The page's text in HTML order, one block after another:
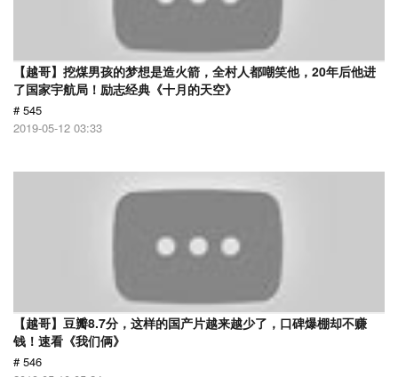
【越哥】挖煤男孩的梦想是造火箭，全村人都嘲笑他，20年后他进
了国家宇航局！励志经典《十月的天空》
# 545
2019-05-12 03:33
【越哥】豆瓣8.7分，这样的国产片越来越少了，口碑爆棚却不赚
钱！速看《我们俩》
# 546